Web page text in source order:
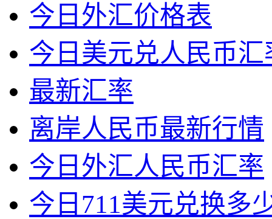
今日外汇价格表
今日美元兑人民币汇
最新汇率
离岸人民币最新行情
今日外汇人民币汇率
今日711美元兑换多